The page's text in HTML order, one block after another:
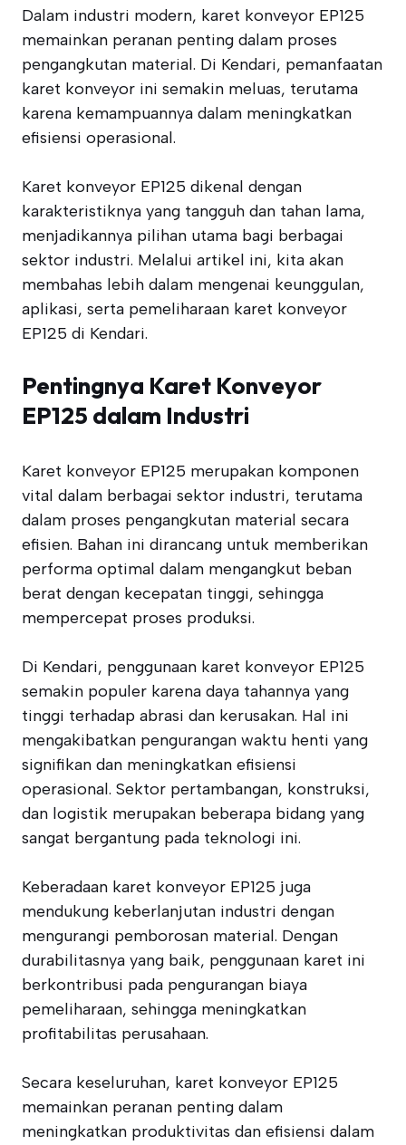
Dalam industri modern, karet konveyor EP125
memainkan peranan penting dalam proses
pengangkutan material. Di Kendari, pemanfaatan
karet konveyor ini semakin meluas, terutama
karena kemampuannya dalam meningkatkan
efisiensi operasional.
Karet konveyor EP125 dikenal dengan
karakteristiknya yang tangguh dan tahan lama,
menjadikannya pilihan utama bagi berbagai
sektor industri. Melalui artikel ini, kita akan
membahas lebih dalam mengenai keunggulan,
aplikasi, serta pemeliharaan karet konveyor
EP125 di Kendari.
Pentingnya Karet Konveyor
EP125 dalam Industri
Karet konveyor EP125 merupakan komponen
vital dalam berbagai sektor industri, terutama
dalam proses pengangkutan material secara
efisien. Bahan ini dirancang untuk memberikan
performa optimal dalam mengangkut beban
berat dengan kecepatan tinggi, sehingga
mempercepat proses produksi.
Di Kendari, penggunaan karet konveyor EP125
semakin populer karena daya tahannya yang
tinggi terhadap abrasi dan kerusakan. Hal ini
mengakibatkan pengurangan waktu henti yang
signifikan dan meningkatkan efisiensi
operasional. Sektor pertambangan, konstruksi,
dan logistik merupakan beberapa bidang yang
sangat bergantung pada teknologi ini.
Keberadaan karet konveyor EP125 juga
mendukung keberlanjutan industri dengan
mengurangi pemborosan material. Dengan
durabilitasnya yang baik, penggunaan karet ini
berkontribusi pada pengurangan biaya
pemeliharaan, sehingga meningkatkan
profitabilitas perusahaan.
Secara keseluruhan, karet konveyor EP125
memainkan peranan penting dalam
meningkatkan produktivitas dan efisiensi dalam